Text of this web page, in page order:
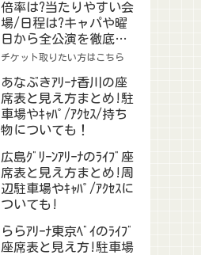
倍率は?当たりやすい会
場/日程は?キャパや曜
日から全公演を徹底予
想！
チケット取りたい方はこちら
あなぶきｱﾘｰﾅ香川の座
席表と見え方まとめ!駐
車場やｷｬﾊﾟ/ｱｸｾｽ/持ち
物についても！
広島ｸﾞﾘｰﾝｱﾘｰﾅのﾗｲﾌﾞ座
席表と見え方まとめ!周
辺駐車場やｷｬﾊﾟ/ｱｸｾｽに
ついても!
ららｱﾘｰﾅ東京ﾍﾞｲのﾗｲﾌﾞ
座席表と見え方!駐車場